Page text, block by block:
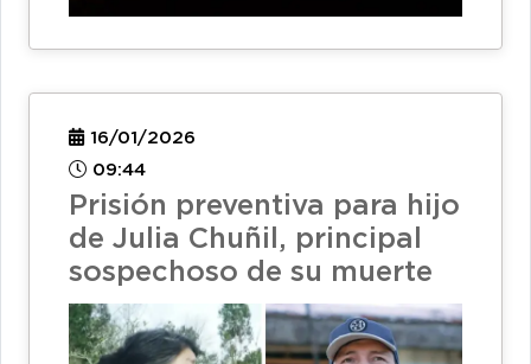
16/01/2026
09:44
Prisión preventiva para hijo
de Julia Chuñil, principal
sospechoso de su muerte